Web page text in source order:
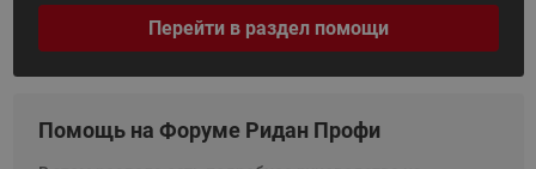
Перейти в раздел помощи
Помощь на Форуме Ридан Профи